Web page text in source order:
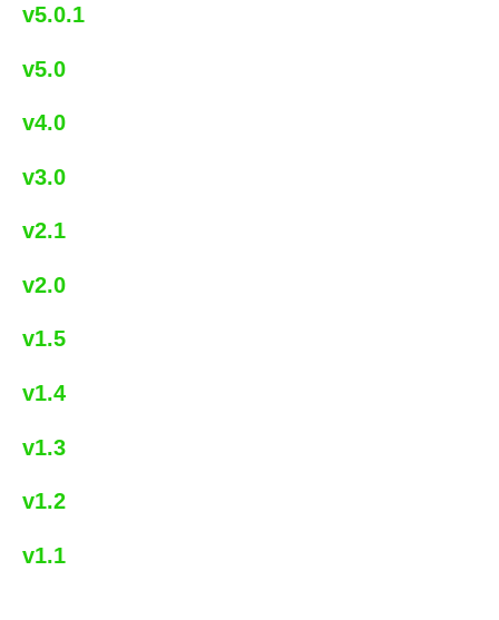
v5.0.1
v5.0
v4.0
v3.0
v2.1
v2.0
v1.5
v1.4
v1.3
v1.2
v1.1